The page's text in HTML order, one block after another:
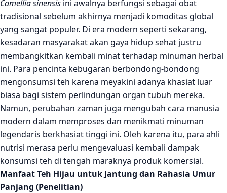
Sisi Gelap Produk Teh Komersial Modern
Kesimpulan Penelitian
Camellia sinensis ini awalnya berfungsi sebagai obat
tradisional sebelum akhirnya menjadi komoditas global
yang sangat populer. Di era modern seperti sekarang,
kesadaran masyarakat akan gaya hidup sehat justru
membangkitkan kembali minat terhadap minuman herbal
ini. Para pencinta kebugaran berbondong-bondong
mengonsumsi teh karena meyakini adanya khasiat luar
biasa bagi sistem perlindungan organ tubuh mereka.
Namun, perubahan zaman juga mengubah cara manusia
modern dalam memproses dan menikmati minuman
legendaris berkhasiat tinggi ini. Oleh karena itu, para ahli
nutrisi merasa perlu mengevaluasi kembali dampak
konsumsi teh di tengah maraknya produk komersial.
Manfaat Teh Hijau untuk Jantung dan Rahasia Umur
Panjang (Penelitian)